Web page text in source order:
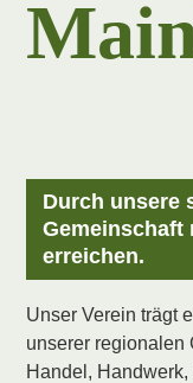
Durch unsere
Gemeinschaft
erreichen.
Unser Verein trägt
unserer regionalen
Handel,